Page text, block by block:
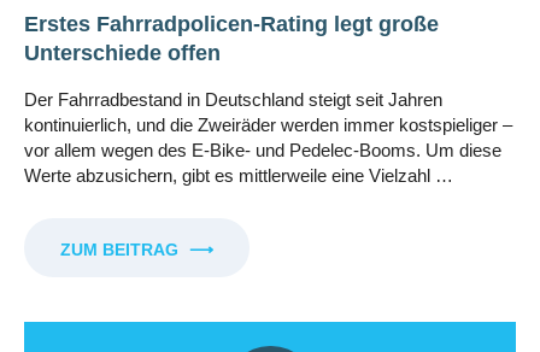
Erstes Fahrradpolicen-Rating legt große
Unterschiede offen
Der Fahrradbestand in Deutschland steigt seit Jahren
kontinuierlich, und die Zweiräder werden immer kostspieliger –
vor allem wegen des E-Bike- und Pedelec-Booms. Um diese
Werte abzusichern, gibt es mittlerweile eine Vielzahl …
ZUM BEITRAG ⟶